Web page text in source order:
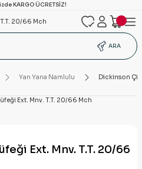
KARGO ÜCRETSİZ!
ARA
Yan Yana Namlulu Dickinson
Ext. Mnv. T.T. 20/66